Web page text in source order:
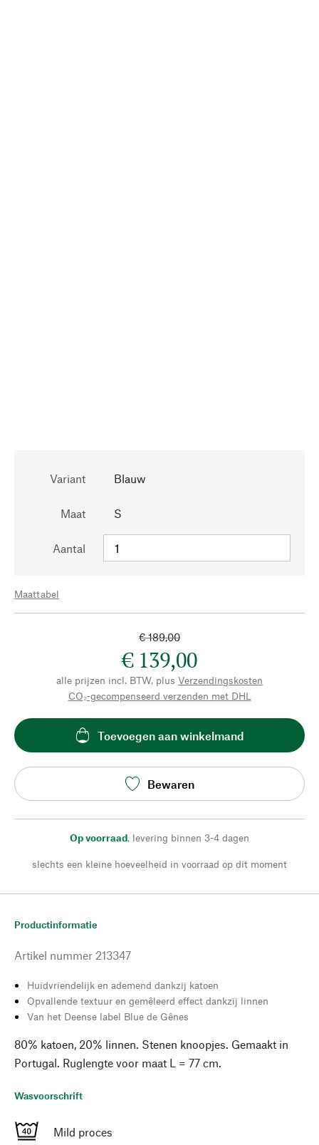
Variant Blauw
Maat S
Aantal
Maattabel
€ 189,00
€ 139,00
alle prijzen incl. BTW, plus Verzendingskosten
CO₂-gecompenseerd verzenden met DHL
Toevoegen aan winkelmand
Bewaren
Op voorraad, levering binnen 3-4 dagen
slechts een kleine hoeveelheid in voorraad op dit moment
Productinformatie
Artikel nummer 213347
Huidvriendelijk en ademend dankzij katoen
Opvallende textuur en gemêleerd effect dankzij linnen
Van het Deense label Blue de Gênes
80% katoen, 20% linnen. Stenen knoopjes. Gemaakt in
Portugal. Ruglengte voor maat L = 77 cm.
Wasvoorschrift
Mild proces